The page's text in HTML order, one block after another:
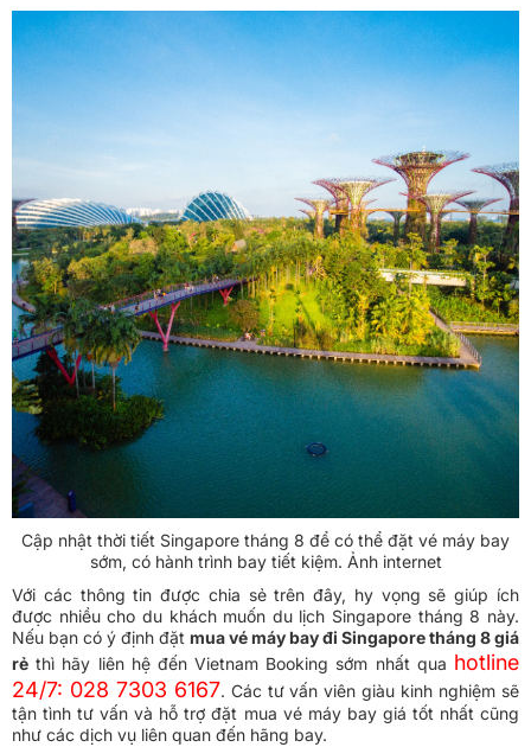
Cập nhật thời tiết Singapore tháng 8 để có thể đặt vé máy bay
sớm, có hành trình bay tiết kiệm. Ảnh internet
Với các thông tin được chia sẻ trên đây, hy vọng sẽ giúp ích
được nhiều cho du khách muốn du lịch Singapore tháng 8 này.
Nếu bạn có ý định đặt mua vé máy bay đi Singapore tháng 8 giá
rẻ thì hãy liên hệ đến Vietnam Booking sớm nhất qua hotline
24/7: 028 7303 6167. Các tư vấn viên giàu kinh nghiệm sẽ
tận tình tư vấn và hỗ trợ đặt mua vé máy bay giá tốt nhất cũng
như các dịch vụ liên quan đến hãng bay.